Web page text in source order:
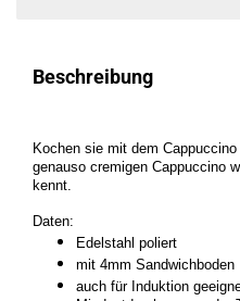
Beschreibung
Kochen sie mit dem
genauso cremigen Cappuccino
kennt.
Daten:
Edelstahl poliert
mit 4mm Sandwichboden
auch für Induktion